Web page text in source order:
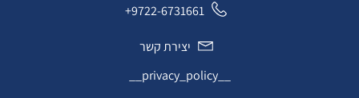
9722-6731661+
יצירת קשר
__privacy_policy__